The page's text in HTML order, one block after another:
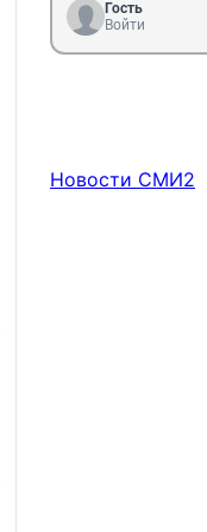
Гость
Войти
Новости СМИ2